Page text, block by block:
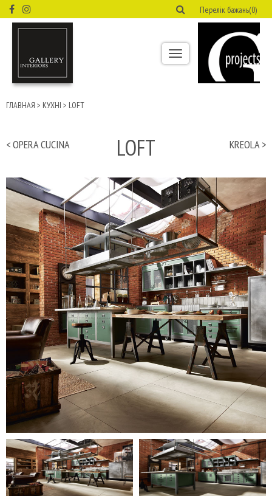
Перелік бажань(0)
Toggle
navigation
ГЛАВНАЯ > КУХНІ > LOFT
LOFT
< OPERA CUCINA KREOLA >